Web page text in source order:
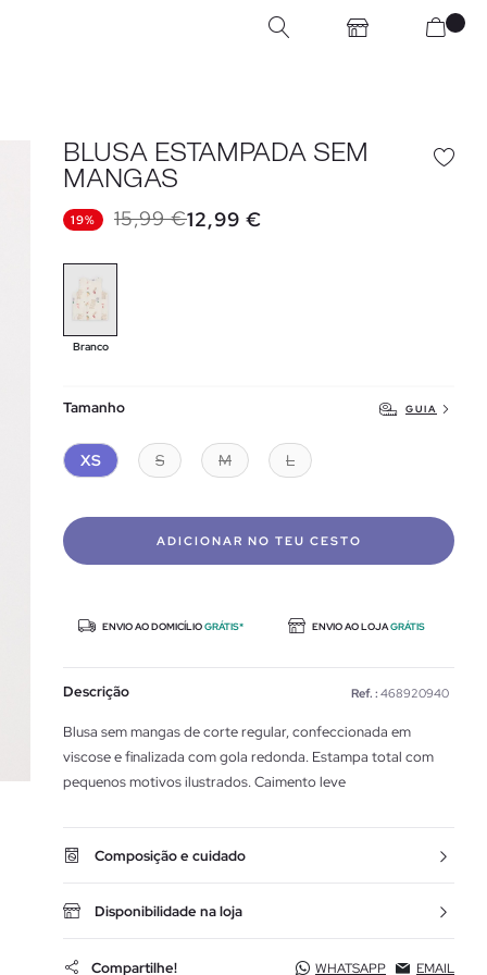
BLUSA ESTAMPADA SEM
MANGAS
19% 15,99 €12,99 €
Branco
Tamanho GUIA
XS S M L
ADICIONAR NO TEU CESTO
ENVIO AO DOMICÍLIOGRÁTIS* ENVIO AO LOJAGRÁTIS
Descrição Ref. : 468920940
Blusa sem mangas de corte regular, confeccionada em
viscose e finalizada com gola redonda. Estampa total com
pequenos motivos ilustrados. Caimento leve
Composição e cuidado
Disponibilidade na loja
Compartilhe! WHATSAPP EMAIL